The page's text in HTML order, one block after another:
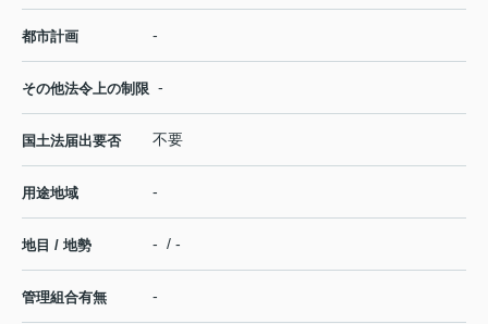
都市計画 -
その他法令上の制限 -
国土法届出要否 不要
用途地域 -
地目 / 地勢 - / -
管理組合有無 -